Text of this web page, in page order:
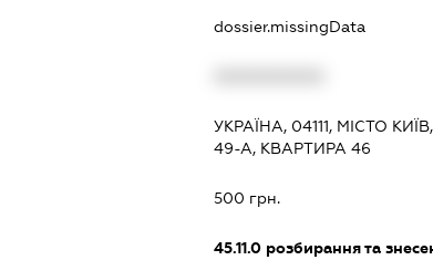
dossier.missingData
УКРАЇНА, 04111, МІСТО
49-А, КВАРТИРА 46
500 грн.
45.11.0розбирання та